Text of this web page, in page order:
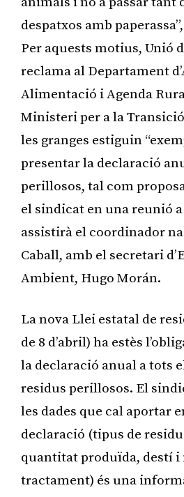
despatxos amb
Per aquests motius, Unió
reclama al Departament
Alimentació i Agenda
Ministeri per a la
les granges estiguin
presentar la declaració
perillosos, tal com
el sindicat en una reunió
assistirà el coordinador
Caball, amb el secretari
Ambient, Hugo Morán.
La nova Llei estatal de
de 8 d’abril) ha estès
la declaració anual a tots
residus perillosos. El
les dades que cal aportar
declaració (tipus de
quantitat produïda, destí i
tractament) és una